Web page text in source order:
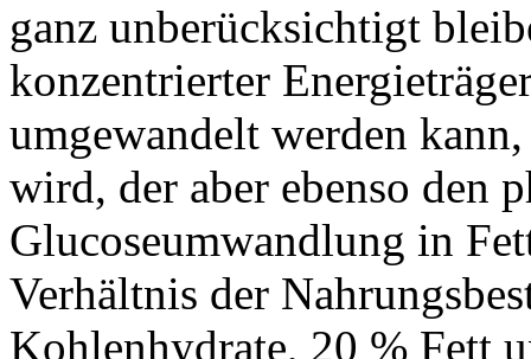
ganz unberücksichtigt
konzentrierter
umgewandelt werden
wird, der aber ebenso den
Glucoseumwandlung in
Verhältnis der
Kohlenhydrate, 20 % Fett